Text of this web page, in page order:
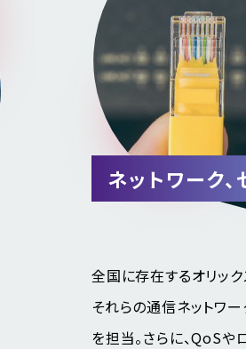
ネットワーク
全国に存在するオリッ
それらの通信ネットワ
を担当。さらに、QoSや